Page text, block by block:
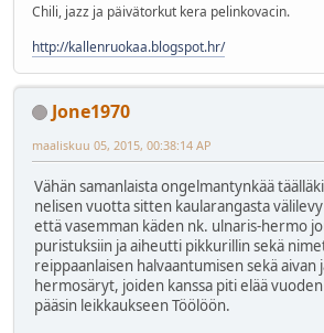
Chili, jazz ja päivätorkut kera pelinkovacin.
http://kallenruokaa.blogspot.hr/
Jone1970
maaliskuu 05, 2015, 00:38:14 AP
Vähän samanlaista ongelmantynkää
nelisen vuotta sitten kaularangasta
että vasemman käden nk. ulnaris-hermo
puristuksiin ja aiheutti pikkurillin sekä
reippaanlaisen halvaantumisen sekä
hermosäryt, joiden kanssa piti elää
pääsin leikkaukseen Töölöön.